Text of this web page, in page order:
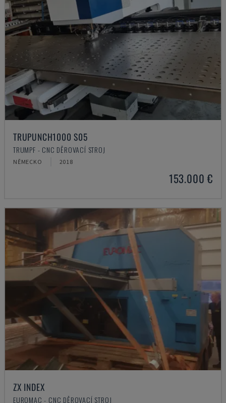
TRUPUNCH1000 S05
TRUMPF - CNC DĚROVACÍ STROJ
NĚMECKO 2018
153.000 €
ZX INDEX
EUROMAC - CNC DĚROVACÍ STROJ